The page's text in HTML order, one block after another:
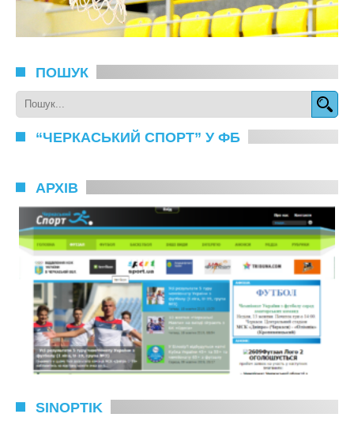
ПОШУК
“ЧЕРКАСЬКИЙ СПОРТ” У ФБ
АРХІВ
SINOPTIK